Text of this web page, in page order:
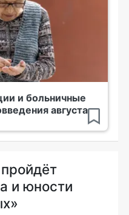
и больничные
августа
и юности